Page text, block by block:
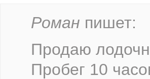
Роман пишет:
Продаю
Пробег 10